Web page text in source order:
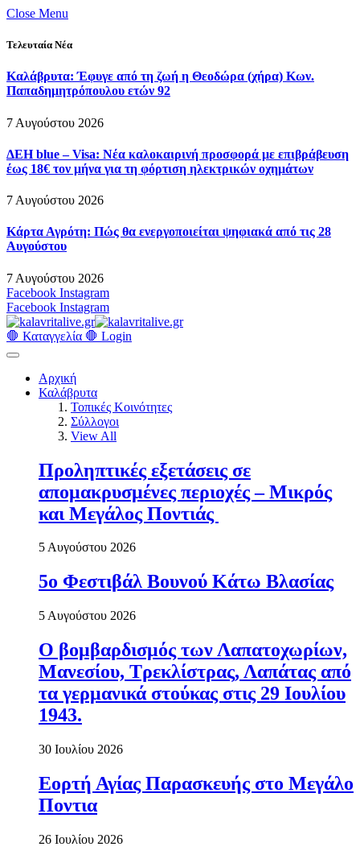
Close Menu
Τελευταία Νέα
Καλάβρυτα: Έφυγε από τη ζωή η Θεοδώρα (χήρα) Κων.
Παπαδημητρόπουλου ετών 92
7 Αυγούστου 2026
ΔΕΗ blue – Visa: Νέα καλοκαιρινή προσφορά με επιβράβευση
έως 18€ τον μήνα για τη φόρτιση ηλεκτρικών οχημάτων
7 Αυγούστου 2026
Κάρτα Αγρότη: Πώς θα ενεργοποιείται ψηφιακά από τις 28
Αυγούστου
7 Αυγούστου 2026
Facebook Instagram
Facebook Instagram
🛑 Καταγγελία 🛑 Login
Αρχική
Καλάβρυτα
Τοπικές Κοινότητες
Σύλλογοι
View All
Προληπτικές εξετάσεις σε
απομακρυσμένες περιοχές – Μικρός
και Μεγάλος Ποντιάς
5 Αυγούστου 2026
5ο Φεστιβάλ Βουνού Κάτω Βλασίας
5 Αυγούστου 2026
Ο βομβαρδισμός των Λαπατοχωρίων,
Μανεσίου, Τρεκλίστρας, Λαπάτας από
τα γερμανικά στούκας στις 29 Ιουλίου
1943.
30 Ιουλίου 2026
Εορτή Αγίας Παρασκευής στο Μεγάλο
Ποντια
26 Ιουλίου 2026